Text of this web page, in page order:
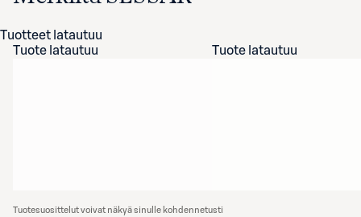
Tuotteet latautuu
Tuote latautuu
Tuote latautuu
Tuotesuosittelut voivat näkyä sinulle kohdennetusti